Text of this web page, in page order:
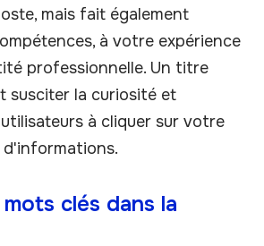
mais fait également
à votre expérience
professionnelle. Un titre
susciter la curiosité et
à cliquer sur votre
clés dans la